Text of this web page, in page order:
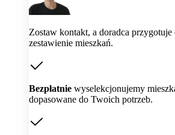
Zostaw kontakt, a doradca przygotuje
zestawienie mieszkań.
Bezpłatnie wyselekcjonujemy
dopasowane do Twoich potrzeb.